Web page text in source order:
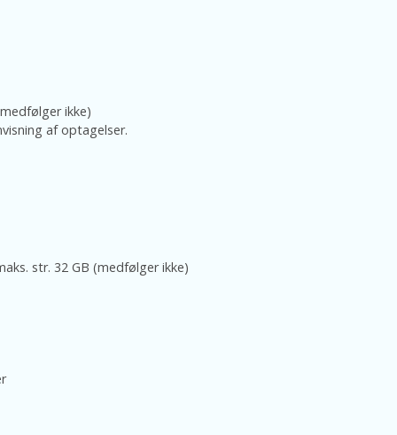
ikke)
af optagelser.
str. 32 GB (medfølger ikke)